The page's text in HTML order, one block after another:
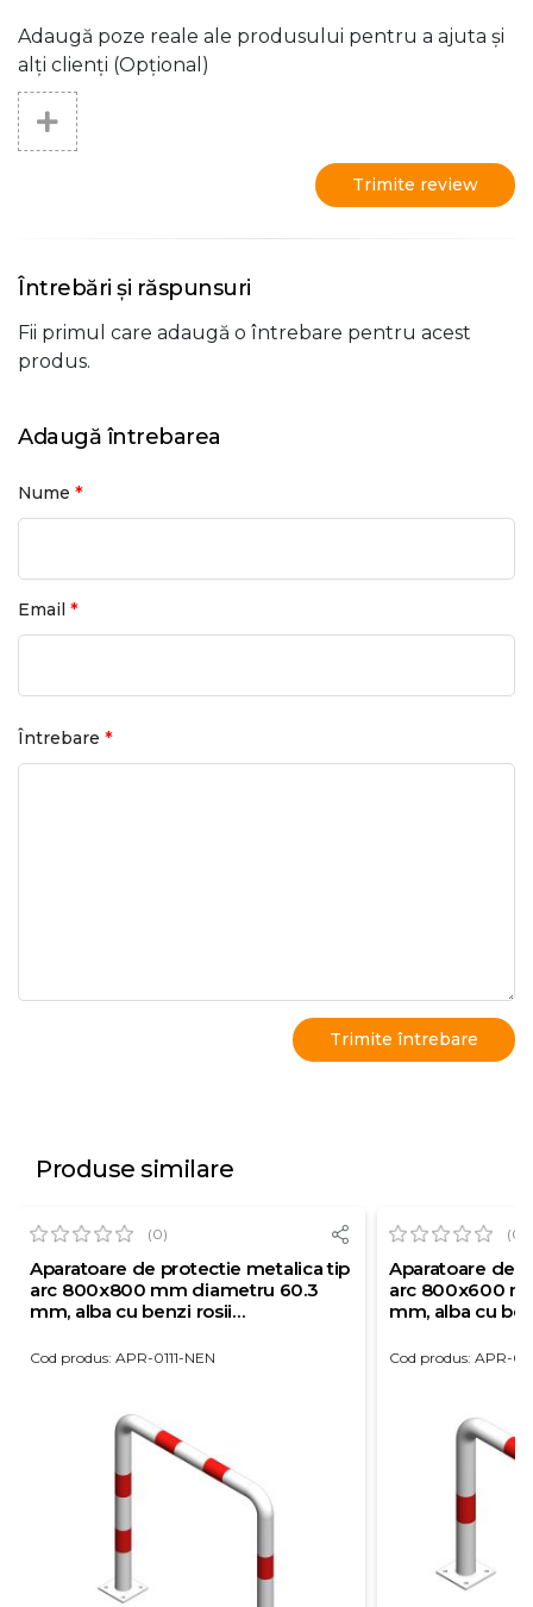
Adaugă poze reale ale produsului pentru a ajuta și
alți clienți (Opțional)
Trimite review
Întrebări și răspunsuri
Fii primul care adaugă o întrebare pentru acest
produs.
Adaugă întrebarea
Nume *
Email *
Întrebare *
Produse similare
(0)
Aparatoare de protectie metalica tip
arc 800x800 mm diametru 60.3
mm, alba cu benzi rosii
Cod produs: APR-0111-NEN
(0)
Aparatoare de
arc 800x600
mm, alba cu
Cod produs: APR-